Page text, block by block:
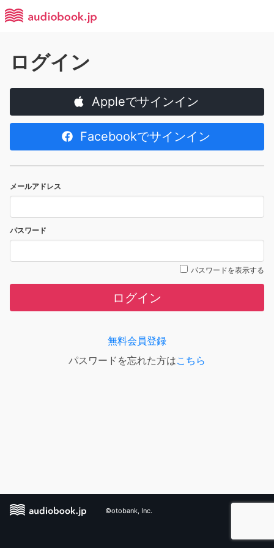
ログイン
Appleでサインイン
Facebookでサインイン
メールアドレス
パスワード
パスワードを表示する
ログイン
無料会員登録
パスワードを忘れた方はこちら
©otobank, Inc.